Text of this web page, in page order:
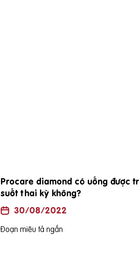
đặc điểm viên thuốc procare
30/08/2022
Đoạn miêu tả ngắn